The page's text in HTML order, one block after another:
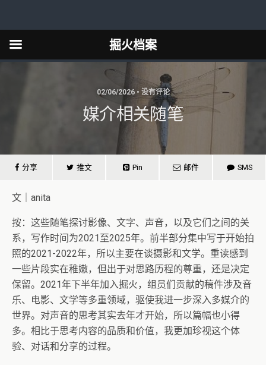
02/06/2026 • 没有评论
媒介相关随笔
分享 推文 Pin 邮件 SMS
文｜anita
按：这些随笔探讨影像、文字、声音，以及它们之间的关
系，写作时间为2021至2025年。前半部分集中写于开始拍
照的2021-2022年，所以主要在谈摄影和文学。重读感到
一些片段实在稚嫩，但出于对思路历程的尊重，还是决定
保留。2021年下半年加入掘火，组员们贡献的稿件涉及音
乐、电影、文学等多重领域，驱使我进一步深入多媒介的
世界。对声音的思考其实去年才开始，所以篇幅也小得
多。相比于思考内容的品质和价值，我更加珍视这个体
验、对话和分享的过程。
掘火档案